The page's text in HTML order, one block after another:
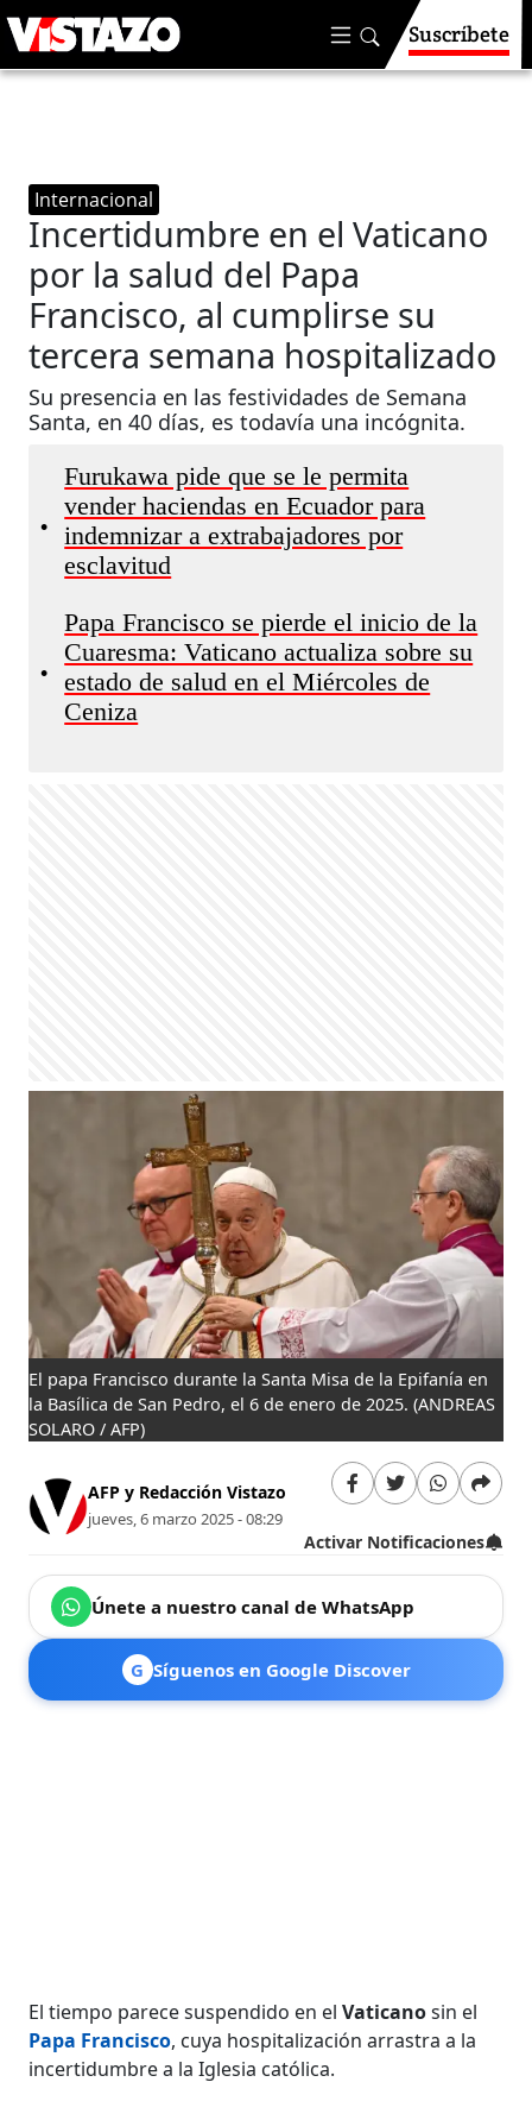
Suscríbete
Internacional
Incertidumbre en el Vaticano
por la salud del Papa
Francisco, al cumplirse su
tercera semana hospitalizado
Su presencia en las festividades de Semana
Santa, en 40 días, es todavía una incógnita.
•
Furukawa pide que se le permita
vender haciendas en Ecuador para
indemnizar a extrabajadores por
esclavitud
•
Papa Francisco se pierde el inicio de la
Cuaresma: Vaticano actualiza sobre su
estado de salud en el Miércoles de
Ceniza
El papa Francisco durante la Santa Misa de la Epifanía en
la Basílica de San Pedro, el 6 de enero de 2025. (ANDREAS
SOLARO / AFP)
AFP y Redacción Vistazo
jueves, 6 marzo 2025 - 08:29
Activar Notificaciones
Únete a nuestro canal de WhatsApp
G Síguenos en Google Discover
El tiempo parece suspendido en elVaticanosin el
Papa Francisco, cuya hospitalización arrastra a la
incertidumbre a la Iglesia católica.